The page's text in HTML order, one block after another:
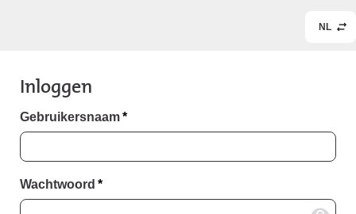
NL
Inloggen
Gebruikersnaam*
Wachtwoord *